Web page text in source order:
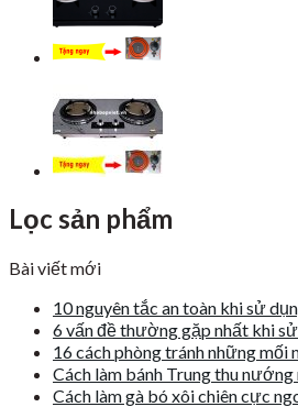
Lọc sản phẩm
Bài viết mới
10 nguyên tắc an toàn khi sử
6 vấn đề thường gặp nhất khi
16 cách phòng tránh những mối
Cách làm bánh Trung thu
Cách làm gà bó xôi chiên cực